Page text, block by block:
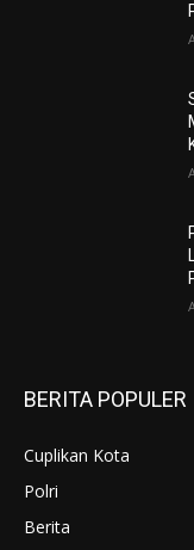
BERITA POPULER
Cuplikan Kota
Polri
Berita